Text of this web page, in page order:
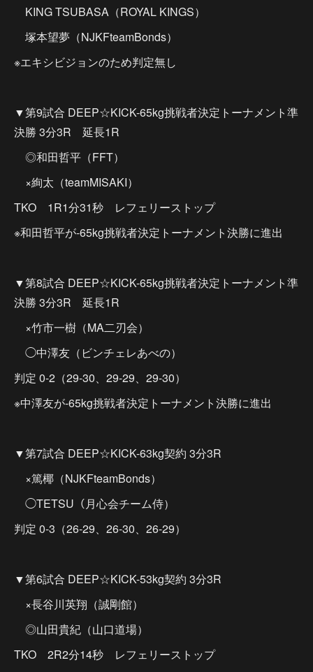
KING TSUBASA（ROYAL KINGS）
塚本望夢（NJKFteamBonds）
※エキシビジョンのため判定無し
▼第9試合 DEEP☆KICK-65kg挑戦者決定トーナメント準
決勝 3分3R 延長1R
◎和田哲平（FFT）
×絢太（teamMISAKI）
TKO 1R1分31秒 レフェリーストップ
※和田哲平が-65kg挑戦者決定トーナメント決勝に進出
▼第8試合 DEEP☆KICK-65kg挑戦者決定トーナメント準
決勝 3分3R 延長1R
×竹市一樹（MA二刃会）
◯中澤友（ビンチェレあべの）
判定 0-2（29-30、29-29、29-30）
※中澤友が-65kg挑戦者決定トーナメント決勝に進出
▼第7試合 DEEP☆KICK-63kg契約 3分3R
×篤椰（NJKFteamBonds）
◯TETSU（月心会チーム侍）
判定 0-3（26-29、26-30、26-29）
▼第6試合 DEEP☆KICK-53kg契約 3分3R
×長谷川英翔（誠剛館）
◎山田貴紀（山口道場）
TKO 2R2分14秒 レフェリーストップ